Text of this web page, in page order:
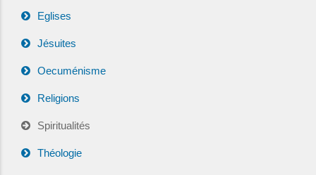
Eglises
Jésuites
Oecuménisme
Religions
Spiritualités
Théologie